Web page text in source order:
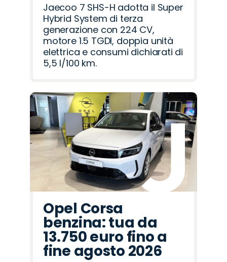
Jaecoo 7 SHS-H adotta il Super
Hybrid System di terza
generazione con 224 CV,
motore 1.5 TGDI, doppia unità
elettrica e consumi dichiarati di
5,5 l/100 km.
Opel Corsa
benzina: tua da
13.750 euro fino a
fine agosto 2026